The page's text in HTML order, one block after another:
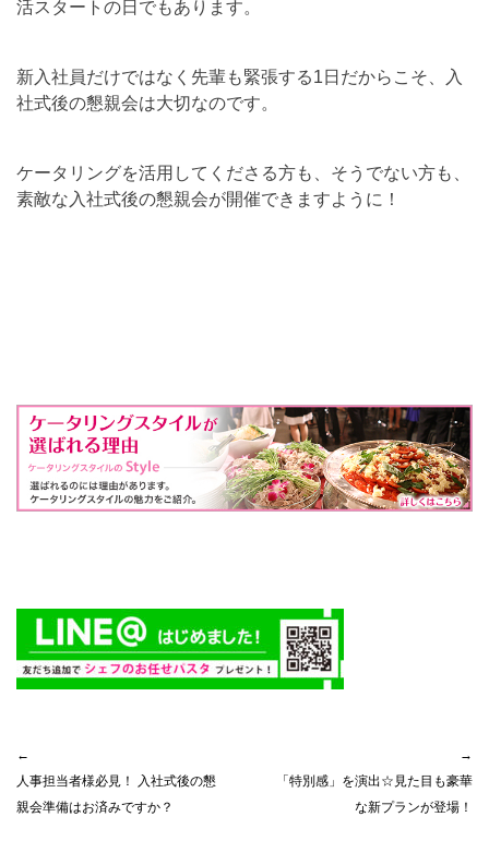
活スタートの日でもあります。
新入社員だけではなく先輩も緊張する1日だからこそ、入
社式後の懇親会は大切なのです。
ケータリングを活用してくださる方も、そうでない方も、
素敵な入社式後の懇親会が開催できますように！
投
稿
←
人事担当者様必見！ 入社式後の懇
親会準備はお済みですか？
→
「特別感」を演出☆見た目も豪華
な新プランが登場！